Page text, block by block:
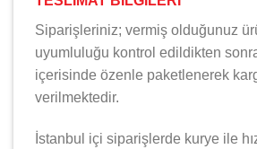
Siparişleriniz; vermiş olduğunuz
uyumluluğu kontrol edildikten
içerisinde özenle paketlenerek
verilmektedir.
İstanbul içi siparişlerde kurye ile